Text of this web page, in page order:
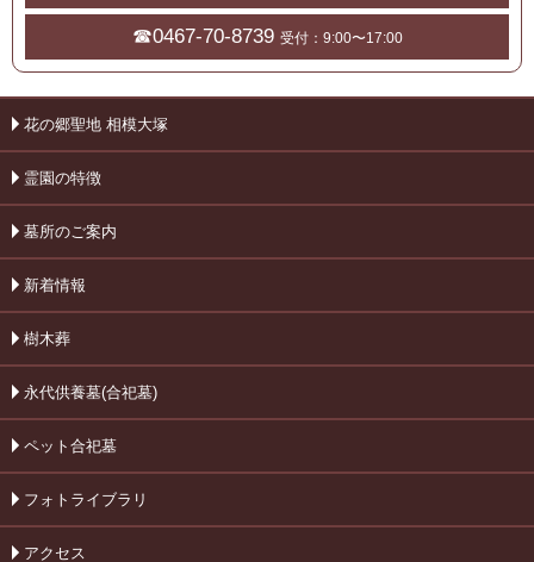
☎0467-70-8739 受付：9:00〜17:00
花の郷聖地 相模大塚
霊園の特徴
墓所のご案内
新着情報
樹木葬
永代供養墓(合祀墓)
ペット合祀墓
フォトライブラリ
アクセス